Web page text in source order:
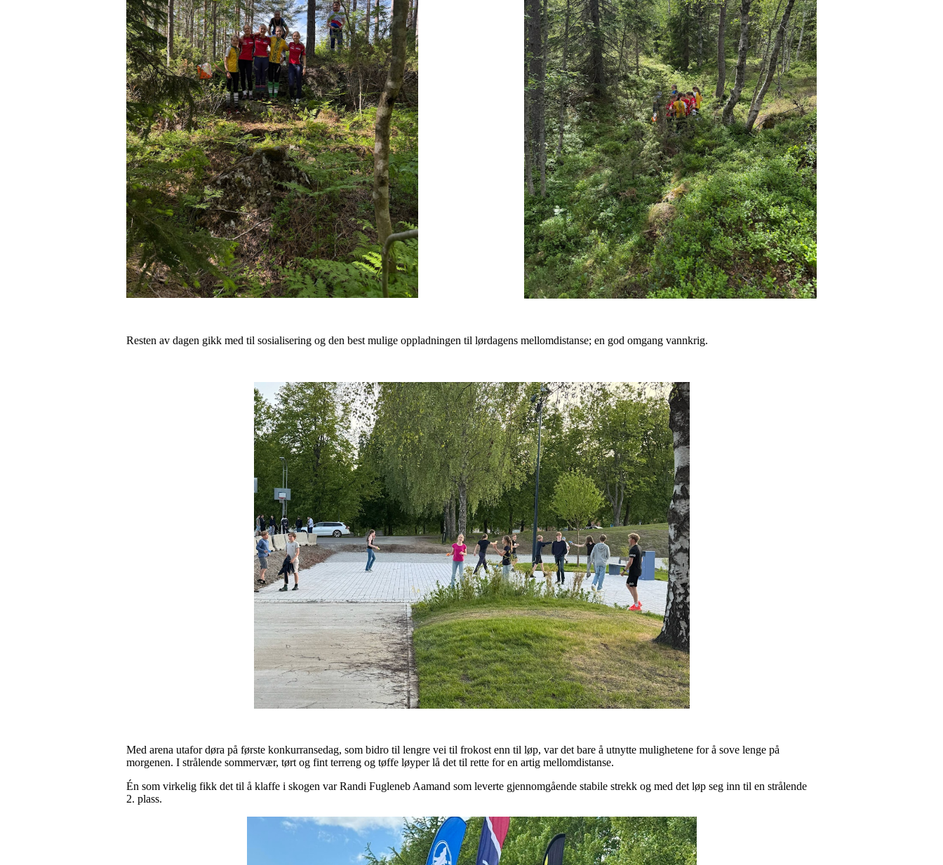
Resten av dagen gikk med til sosialisering og den best mulige oppladningen til lørdagens mellomdistanse; en god omgang vannkrig.
Med arena utafor døra på første konkurransedag, som bidro til lengre vei til frokost enn til løp, var det bare å utnytte mulighetene for å sove lenge på
morgenen. I strålende sommervær, tørt og fint terreng og tøffe løyper lå det til rette for en artig mellomdistanse.
Én som virkelig fikk det til å klaffe i skogen var Randi Fugleneb Aamand som leverte gjennomgående stabile strekk og med det løp seg inn til en strålende
2. plass.